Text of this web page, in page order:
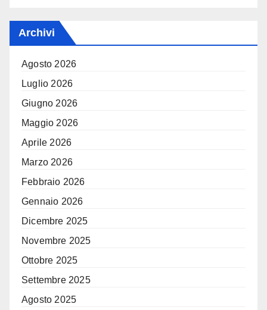
Archivi
Agosto 2026
Luglio 2026
Giugno 2026
Maggio 2026
Aprile 2026
Marzo 2026
Febbraio 2026
Gennaio 2026
Dicembre 2025
Novembre 2025
Ottobre 2025
Settembre 2025
Agosto 2025